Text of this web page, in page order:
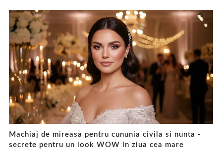
Machiaj de mireasa pentru cununia civila si nunta -
secrete pentru un look WOW in ziua cea mare